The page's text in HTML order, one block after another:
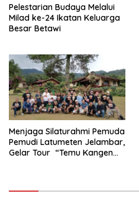
Pelestarian Budaya Melalui
Milad ke-24 Ikatan Keluarga
Besar Betawi
Menjaga Silaturahmi Pemuda
Pemudi Latumeten Jelambar,
Gelar Tour “Temu Kangen